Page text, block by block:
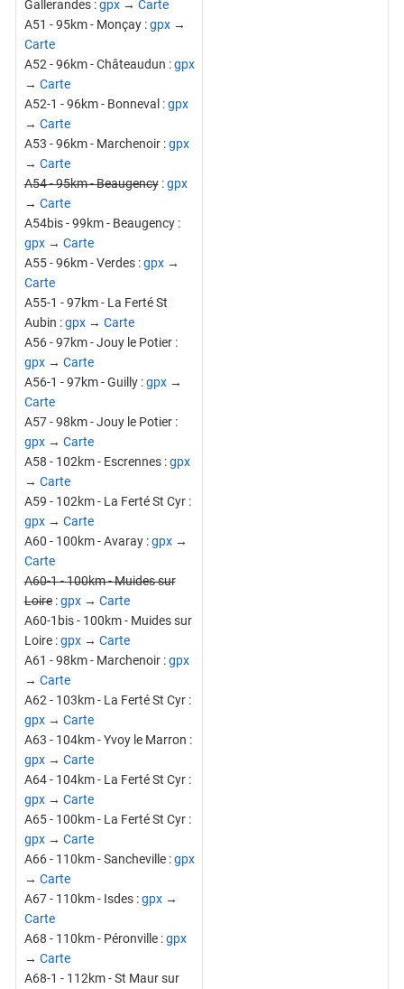
Gallerandes :gpx→ Carte
A51 - 95km - Monçay :gpx→
Carte
A52 - 96km - Châteaudun :gpx
→ Carte
A52-1 - 96km - Bonneval :gpx
→ Carte
A53 - 96km - Marchenoir :gpx
→ Carte
A54 - 95km - Beaugency:gpx
→ Carte
A54bis - 99km - Beaugency :
gpx→ Carte
A55 - 96km - Verdes :gpx→
Carte
A55-1 - 97km - La Ferté St
Aubin :gpx→ Carte
A56 - 97km - Jouy le Potier :
gpx→ Carte
A56-1 - 97km - Guilly :gpx→
Carte
A57 - 98km - Jouy le Potier :
gpx→ Carte
A58 - 102km - Escrennes :gpx
→ Carte
A59 - 102km - La Ferté St Cyr :
gpx→ Carte
A60 - 100km - Avaray :gpx→
Carte
A60-1 - 100km - Muides sur
Loire:gpx→ Carte
A60-1bis - 100km - Muides sur
Loire :gpx→ Carte
A61 - 98km - Marchenoir :gpx
→ Carte
A62 - 103km - La Ferté St Cyr :
gpx→ Carte
A63 - 104km - Yvoy le Marron :
gpx→ Carte
A64 - 104km - La Ferté St Cyr :
gpx→ Carte
A65 - 100km - La Ferté St Cyr :
gpx→ Carte
A66 - 110km - Sancheville :gpx
→ Carte
A67 - 110km - Isdes :gpx→
Carte
A68 - 110km - Péronville :gpx
→ Carte
A68-1 - 112km - St Maur sur